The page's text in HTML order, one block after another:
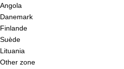
Angola
Danemark
Finlande
Suède
Lituania
Other zone